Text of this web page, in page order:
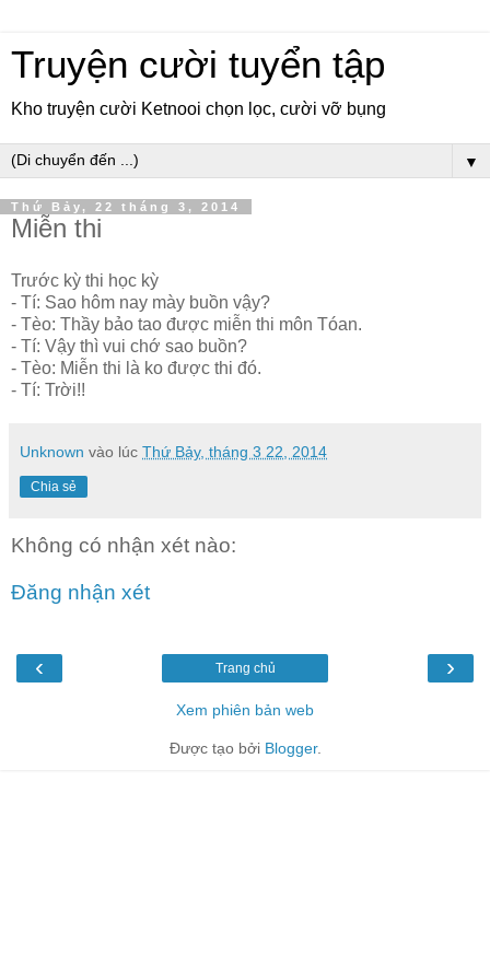
Truyện cười tuyển tập
Kho truyện cười Ketnooi chọn lọc, cười vỡ bụng
▼
Thứ Bảy, 22 tháng 3, 2014
Miễn thi
Trước kỳ thi học kỳ
- Tí: Sao hôm nay mày buồn vậy?
- Tèo: Thầy bảo tao được miễn thi môn Tóan.
- Tí: Vậy thì vui chớ sao buồn?
- Tèo: Miễn thi là ko được thi đó.
- Tí: Trời!!
Unknown vào lúc Thứ Bảy, tháng 3 22, 2014
Chia sẻ
Không có nhận xét nào:
Đăng nhận xét
‹ ›
Trang chủ
Xem phiên bản web
Được tạo bởi Blogger.